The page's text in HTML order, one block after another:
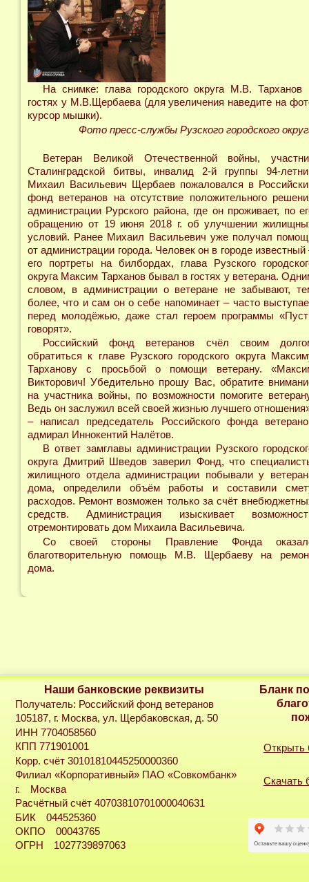
На снимке: глава городского округа М.В. Тарханов
гостях у М.В.Щербаева (для увеличения наведите на
курсор мышки).
Фото пресс-службы Рузского городского
Ветеран Великой Отечественной войны,
Сталинградской битвы, инвалид 2-й группы 94-
Михаил Васильевич Щербаев пожаловался в
фонд ветеранов на отсутствие положительного
администрации Рурского района, где он проживает, по
обращению от 19 июня 2018 г. об улучшении
условий. Ранее Михаил Васильевич уже получал
от администрации города. Человек он в городе известный
его портреты на билбордах, глава Рузского
округа Максим Тарханов бывал в гостях у ветерана.
словом, в администрации о ветеране не забывают,
более, что и сам он о себе напоминает – часто
перед молодёжью, даже стал героем программы
говорят».
Российский фонд ветеранов счёл своим
обратиться к главе Рузского городского округа
Тарханову с просьбой о помощи ветерану.
Викторович! Убедительно прошу Вас, обратите
на участника войны, по возможности помогите
Ведь он заслужил всей своей жизнью лучшего
– написал председатель Российского фонда
адмирал Иннокентий Налётов.
В ответ замглавы администрации Рузского
округа Дмитрий Шведов заверил Фонд, что
жилищного отдела администрации побывали у
дома, определили объём работы и составили
расходов. Ремонт возможен только за счёт
средств. Администрация изыскивает
отремонтировать дом Михаила Васильевича.
Со своей стороны Правление Фонда
благотворительную помощь М.В. Щербаеву на
дома.
Наши банковские реквизиты
Получатель: Российский фонд ветеранов
105187, г. Москва, ул. Щербаковская, д. 50
ИНН 7704058560
КПП 771901001
Корр. счёт 30101810445250000360
Филиал «Корпоративный» ПАО «Совкомбанк»
г. Москва
Расчётный счёт 40703810701000040631
БИК 044525360
ОКПО 00043765
ОГРН 1027739897063
Бланк
Открыть
Скачать